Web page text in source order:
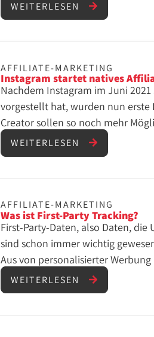
mehr online einkaufen als noch
gloaben Trend auch in
steigen [3] .
WEITERLESEN
AFFILIATE-MARKETING
Instagram startet natives
Nachdem Instagram im Juni
vorgestellt hat, wurden nun erste
Creator sollen so noch mehr
verdienen. Wie so ein nativer
neuen Tool profitieren, erfahrt Ihr
WEITERLESEN
AFFILIATE-MARKETING
Was ist First-Party Tracking?
First-Party-Daten, also Daten,
sind schon immer wichtig
Aus von personalisierter
schnell Lösungen her. Und First-
mehr an Bedeutung.
WEITERLESEN